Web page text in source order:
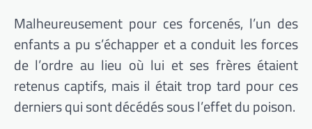
Malheureusement pour ces forcenés, l’un des
enfants a pu s’échapper et a conduit les forces
de l’ordre au lieu où lui et ses frères étaient
retenus captifs, mais il était trop tard pour ces
derniers qui sont décédés sous l’effet du poison.